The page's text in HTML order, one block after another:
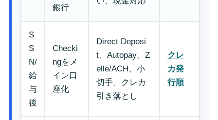
銀行
S
S
N/
給
与
後
Checki
ngをメ
イン口
座化
Direct Deposi
t、Autopay、Z
elle/ACH、小
切手、クレカ
引き落とし
クレ
カ発
行順